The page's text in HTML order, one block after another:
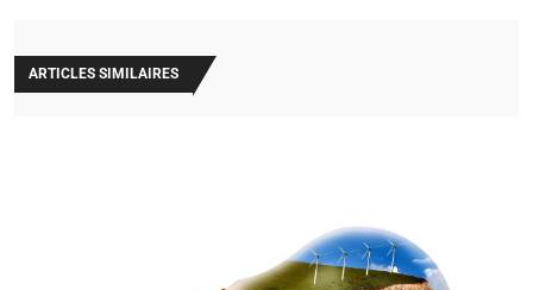
ARTICLES SIMILAIRES